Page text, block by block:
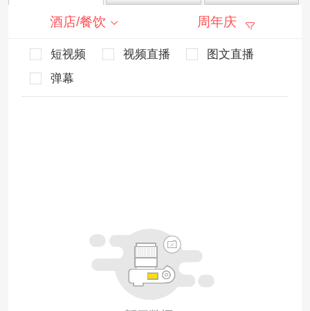
酒店/餐饮 周年庆
短视频 视频直播
图文直播
弹幕